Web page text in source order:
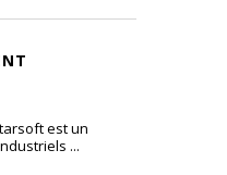
est un
...